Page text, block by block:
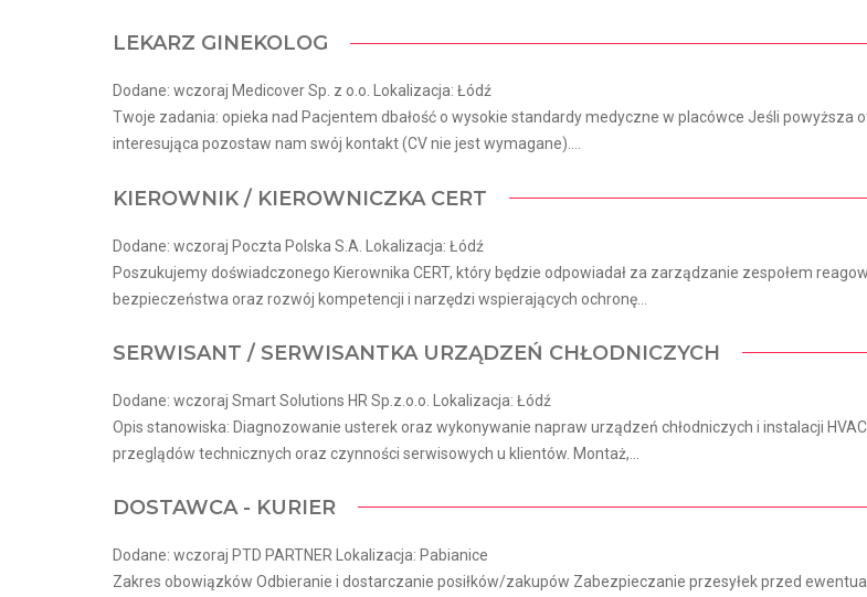
LEKARZ GINEKOLOG
Dodane: wczoraj Medicover Sp. z o.o. Lokalizacja: Łódź
Twoje zadania: opieka nad Pacjentem dbałość o wysokie standardy medyczne w placówce Jeśli powyższa
interesująca pozostaw nam swój kontakt (CV nie jest wymagane)....
KIEROWNIK / KIEROWNICZKA CERT
Dodane: wczoraj Poczta Polska S.A. Lokalizacja: Łódź
Poszukujemy doświadczonego Kierownika CERT, który będzie odpowiadał za zarządzanie zespołem
bezpieczeństwa oraz rozwój kompetencji i narzędzi wspierających ochronę...
SERWISANT / SERWISANTKA URZĄDZEŃ CHŁODNICZYCH
Dodane: wczoraj Smart Solutions HR Sp.z.o.o. Lokalizacja: Łódź
Opis stanowiska: Diagnozowanie usterek oraz wykonywanie napraw urządzeń chłodniczych i instalacji
przeglądów technicznych oraz czynności serwisowych u klientów. Montaż,...
DOSTAWCA - KURIER
Dodane: wczoraj PTD PARTNER Lokalizacja: Pabianice
Zakres obowiązków Odbieranie i dostarczanie posiłków/zakupów Zabezpieczanie przesyłek przed